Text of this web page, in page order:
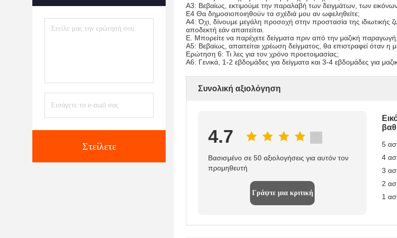
Στείλετε
Α3: Βεβαίως, εκτιμούμε την παραλαβή των δειγμάτων, των
Ε4 Θα δημοσιοποιηθούν τα σχέδιά μου αν ωφεληθείτε;
Α4: Όχι, δίνουμε μεγάλη προσοχή στην προστασία της
αποδεκτή εάν απαιτείται.
Ε. Μπορείτε να παρέχετε δείγματα πριν από την μαζική παραγωγή;
Α5: Βεβαίως, απαιτείται χρέωση δείγματος, θα επιστραφεί όταν η
Ερώτηση 6: Τι λες για τον χρόνο προετοιμασίας;
Α6: Γενικά, 1-2 εβδομάδες για δείγματα και 3-4 εβδομάδες για
Συνολική αξιολόγηση
4.7
Βασισμένο σε 50 αξιολογήσεις για αυτόν τον
προμηθευτή
Γράψτε μια κριτική
5
4
3
2
1